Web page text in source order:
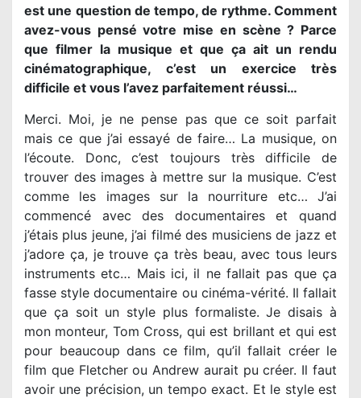
est une question de tempo, de rythme. Comment
avez-vous pensé votre mise en scène ? Parce
que filmer la musique et que ça ait un rendu
cinématographique, c’est un exercice très
difficile et vous l’avez parfaitement réussi…
Merci. Moi, je ne pense pas que ce soit parfait
mais ce que j’ai essayé de faire… La musique, on
l’écoute. Donc, c’est toujours très difficile de
trouver des images à mettre sur la musique. C’est
comme les images sur la nourriture etc… J’ai
commencé avec des documentaires et quand
j’étais plus jeune, j’ai filmé des musiciens de jazz et
j’adore ça, je trouve ça très beau, avec tous leurs
instruments etc… Mais ici, il ne fallait pas que ça
fasse style documentaire ou cinéma-vérité. Il fallait
que ça soit un style plus formaliste. Je disais à
mon monteur, Tom Cross, qui est brillant et qui est
pour beaucoup dans ce film, qu’il fallait créer le
film que Fletcher ou Andrew aurait pu créer. Il faut
avoir une précision, un tempo exact. Et le style est